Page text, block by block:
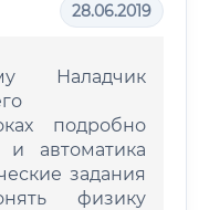
28.06.2019
Наладчик
подробно
и автоматика
задания
физику